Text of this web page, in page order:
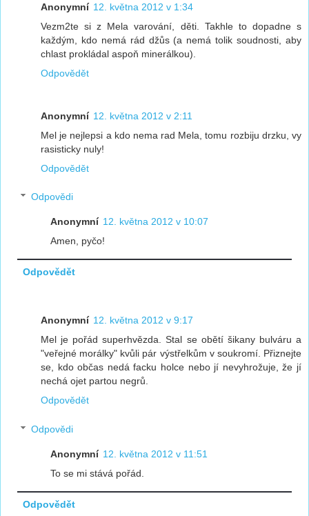
Anonymní 12. května 2012 v 1:34
Vezm2te si z Mela varování, děti. Takhle to dopadne s
každým, kdo nemá rád džůs (a nemá tolik soudnosti, aby
chlast prokládal aspoň minerálkou).
Odpovědět
Anonymní 12. května 2012 v 2:11
Mel je nejlepsi a kdo nema rad Mela, tomu rozbiju drzku, vy
rasisticky nuly!
Odpovědět
Odpovědi
Anonymní 12. května 2012 v 10:07
Amen, pyčo!
Odpovědět
Anonymní 12. května 2012 v 9:17
Mel je pořád superhvězda. Stal se obětí šikany bulváru a
"veřejné morálky" kvůli pár výstřelkům v soukromí. Přiznejte
se, kdo občas nedá facku holce nebo jí nevyhrožuje, že jí
nechá ojet partou negrů.
Odpovědět
Odpovědi
Anonymní 12. května 2012 v 11:51
To se mi stává pořád.
Odpovědět